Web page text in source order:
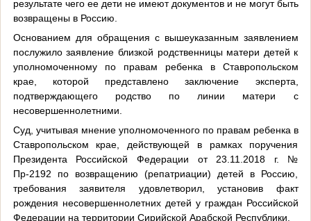
результате чего ее дети не имеют документов и не могут быть
возвращены в Россию.
Основанием для обращения с вышеуказанным заявлением
послужило заявление близкой родственницы матери детей к
уполномоченному по правам ребенка в Ставропольском
крае, которой представлено заключение эксперта,
подтверждающего родство по линии матери с
несовершеннолетними.
Суд, учитывая мнение уполномоченного по правам ребенка в
Ставропольском крае, действующей в рамках поручения
Президента Российской Федерации от 23.11.2018 г. №
Пр-2192 по возвращению (репатриации) детей в Россию,
требования заявителя удовлетворил, установив факт
рождения несовершеннолетних детей у граждан Российской
Федерации на территории Сирийской Арабской Республики.